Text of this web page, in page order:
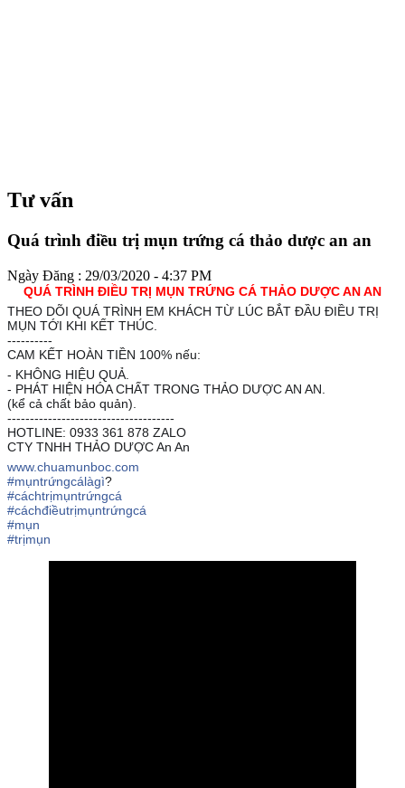
Tư vấn
Quá trình điều trị mụn trứng cá thảo dược an an
Ngày Đăng : 29/03/2020 - 4:37 PM
QUÁ TRÌNH ĐIỀU TRỊ MỤN TRỨNG CÁ THẢO DƯỢC AN AN
THEO DÕI QUÁ TRÌNH EM KHÁCH TỪ LÚC BẮT ĐẦU ĐIỀU TRỊ
MỤN TỚI KHI KẾT THÚC.
----------
CAM KẾT HOÀN TIỀN 100% nếu:
- KHÔNG HIỆU QUẢ.
- PHÁT HIỆN HÓA CHẤT TRONG THẢO DƯỢC AN AN.
(kể cả chất bảo quản).
-------------------------------------
HOTLINE: 0933 361 878 ZALO
CTY TNHH THẢO DƯỢC An An
www.chuamunboc.com
#mụntrứngcálàgì?
#cáchtrịmụntrứngcá
#cáchđiềutrịmụntrứngcá
#mụn
#trịmụn